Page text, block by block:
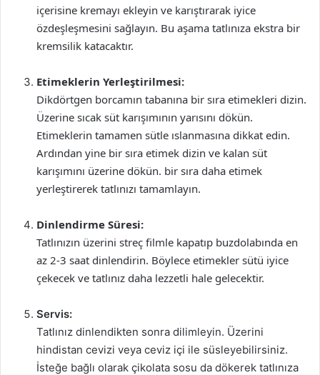
içerisine kremayı ekleyin ve karıştırarak iyice
özdeşleşmesini sağlayın. Bu aşama tatlınıza ekstra bir
kremsilik katacaktır.
Etimeklerin Yerleştirilmesi:
Dikdörtgen borcamın tabanına bir sıra etimekleri dizin.
Üzerine sıcak süt karışımının yarısını dökün.
Etimeklerin tamamen sütle ıslanmasına dikkat edin.
Ardından yine bir sıra etimek dizin ve kalan süt
karışımını üzerine dökün. bir sıra daha etimek
yerleştirerek tatlınızı tamamlayın.
Dinlendirme Süresi:
Tatlınızın üzerini streç filmle kapatıp buzdolabında en
az 2-3 saat dinlendirin. Böylece etimekler sütü iyice
çekecek ve tatlınız daha lezzetli hale gelecektir.
Servis:
Tatlınız dinlendikten sonra dilimleyin. Üzerini
hindistan cevizi veya ceviz içi ile süsleyebilirsiniz.
İsteğe bağlı olarak çikolata sosu da dökerek tatlınıza